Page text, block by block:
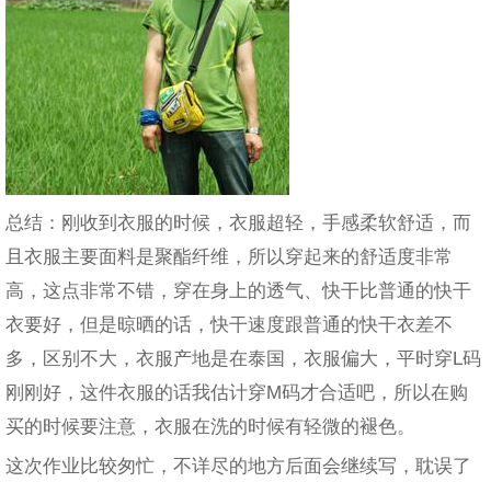
总结：刚收到衣服的时候，衣服超轻，手感柔软舒适，而
且衣服主要面料是聚酯纤维，所以穿起来的舒适度非常
高，这点非常不错，穿在身上的透气、快干比普通的快干
衣要好，但是晾晒的话，快干速度跟普通的快干衣差不
多，区别不大，衣服产地是在泰国，衣服偏大，平时穿L码
刚刚好，这件衣服的话我估计穿M码才合适吧，所以在购
买的时候要注意，衣服在洗的时候有轻微的褪色。
这次作业比较匆忙，不详尽的地方后面会继续写，耽误了